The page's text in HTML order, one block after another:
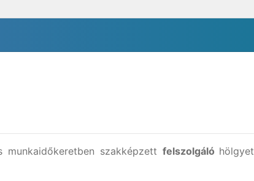
szakképzett felszolgáló hölgyet